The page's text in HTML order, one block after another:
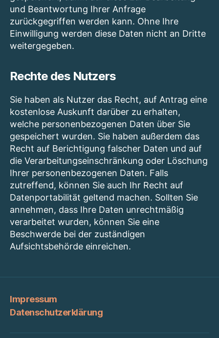
und Beantwortung Ihrer Anfrage
zurückgegriffen werden kann. Ohne Ihre
Einwilligung werden diese Daten nicht an Dritte
weitergegeben.
Rechte des Nutzers
Sie haben als Nutzer das Recht, auf Antrag eine
kostenlose Auskunft darüber zu erhalten,
welche personenbezogenen Daten über Sie
gespeichert wurden. Sie haben außerdem das
Recht auf Berichtigung falscher Daten und auf
die Verarbeitungseinschränkung oder Löschung
Ihrer personenbezogenen Daten. Falls
zutreffend, können Sie auch Ihr Recht auf
Datenportabilität geltend machen. Sollten Sie
annehmen, dass Ihre Daten unrechtmäßig
verarbeitet wurden, können Sie eine
Beschwerde bei der zuständigen
Aufsichtsbehörde einreichen.
Impressum
Datenschutzerklärung